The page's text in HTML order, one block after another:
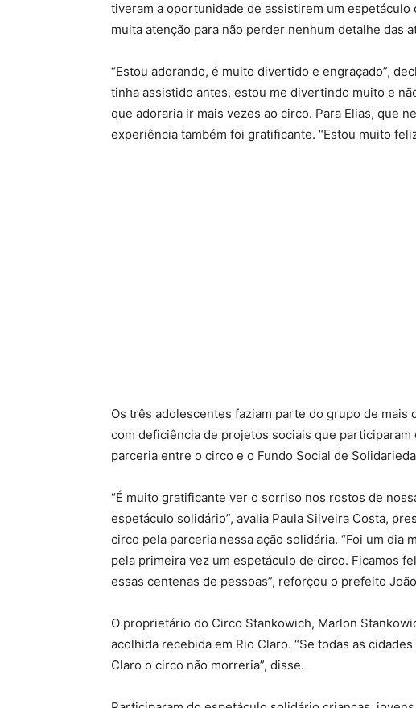
tiveram a oportunidade de assistirem um
muita atenção para não perder nenhum detalhe das
“Estou adorando, é muito divertido e engraçado”,
tinha assistido antes, estou me divertindo muito e
que adoraria ir mais vezes ao circo. Para Elias, que
experiência também foi gratificante. “Estou muito
Os três adolescentes faziam parte do grupo de mais
com deficiência de projetos sociais que
parceria entre o circo e o Fundo Social de
“É muito gratificante ver o sorriso nos rostos de
espetáculo solidário”, avalia Paula Silveira Costa,
circo pela parceria nessa ação solidária. “Foi um dia
pela primeira vez um espetáculo de circo. Ficamos
essas centenas de pessoas”, reforçou o prefeito
O proprietário do Circo Stankowich, Marlon
acolhida recebida em Rio Claro. “Se todas as
Claro o circo não morreria”, disse.